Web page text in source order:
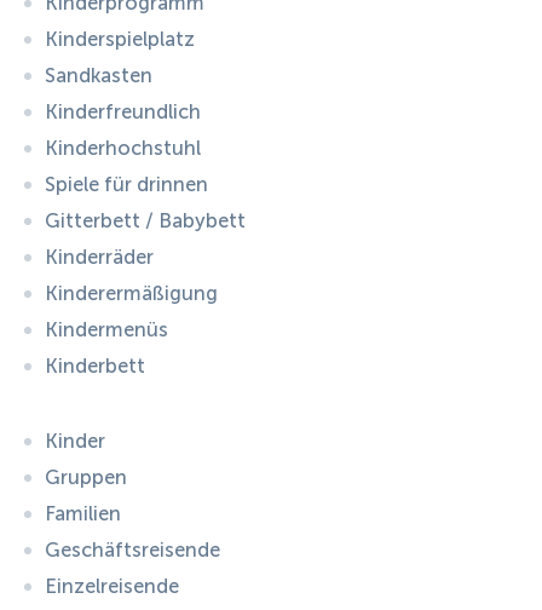
Kinderspielplatz
Sandkasten
Kinderfreundlich
Kinderhochstuhl
Spiele für drinnen
Gitterbett / Babybett
Kinderräder
Kinderermäßigung
Kindermenüs
Kinderbett
Kinder
Gruppen
Familien
Geschäftsreisende
Einzelreisende